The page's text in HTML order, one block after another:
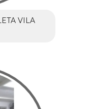
VILA